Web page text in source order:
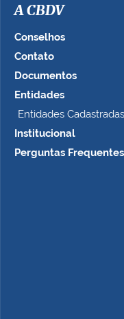
A CBDV
Conselhos
Contato
Documentos
Entidades
Entidades Cadastradas
Institucional
Perguntas Frequentes